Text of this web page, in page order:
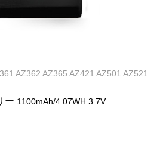
AZ362 AZ365 AZ421 AZ501 AZ521
ー 1100mAh/4.07WH 3.7V